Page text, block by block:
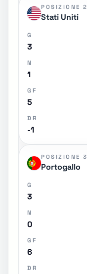
POSIZIONE 2
Stati Uniti
G
3
N
1
GF
5
DR
-1
POSIZIONE 3
Portogallo
G
3
N
0
GF
6
DR